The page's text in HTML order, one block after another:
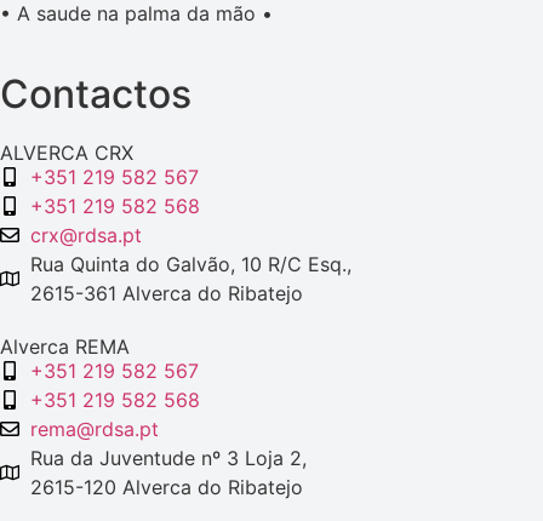
• A saude na palma da mão •
Contactos
ALVERCA CRX
+351 219 582 567
+351 219 582 568
crx@rdsa.pt
Rua Quinta do Galvão, 10 R/C Esq.,
2615-361 Alverca do Ribatejo
Alverca REMA
+351 219 582 567
+351 219 582 568
rema@rdsa.pt
Rua da Juventude nº 3 Loja 2,
2615-120 Alverca do Ribatejo